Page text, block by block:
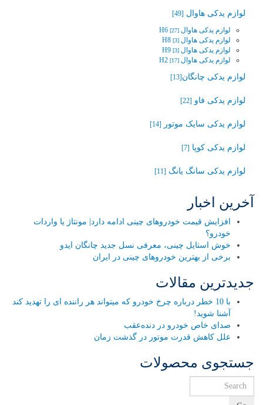
لوازم یدکی هاوال [49]
لوازم یدکی هاوال H6 [27]
لوازم یدکی هاوال H8 [3]
لوازم یدکی هاوال H9 [3]
لوازم یدکی هاوال H2 [17]
لوازم یدکی چانگان‬‎[13]
لوازم یدکی فاو [22]
لوازم یدکی سایک موتور [14]
لوازم یدکی کوپا [7]
لوازم یدکی سانگ یانگ [11]
آخرین اخبار
افزایش قیمت خودروهای چینی ادامه دارد| مونتاژ یا واردات
خودرو؟
خوش استایل چینی، معرفی نسل جدید چانگان ایدو
برخی از بهترین خودروهای چینی در ایران
جدیدترین مقالات
با 10 خطر درباره چرخ خودرو که میتواند هر راننده ای را تهدید کند
آشنا شوید!
صدای خاص خودرو در دنده‌عقب
علل کاهش قدرت موتور در گذشت زمان
جستجوی محصولات